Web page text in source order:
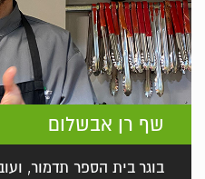
שף רן אבשלום